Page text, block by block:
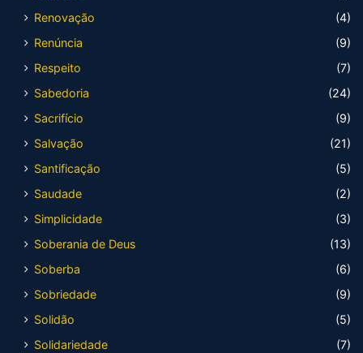
Renovação
(4)
Renúncia
(9)
Respeito
(7)
Sabedoria
(24)
Sacrifício
(9)
Salvação
(21)
Santificação
(5)
Saudade
(2)
Simplicidade
(3)
Soberania de Deus
(13)
Soberba
(6)
Sobriedade
(9)
Solidão
(5)
Solidariedade
(7)